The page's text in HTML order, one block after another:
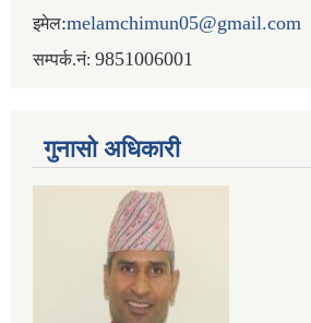
इमेल:melamchimun05@gmail.com
सम्पर्क.नं: 9851006001
गुनासो अधिकारी